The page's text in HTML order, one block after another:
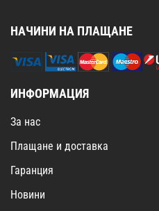
НАЧИНИ НА ПЛАЩАНЕ
ИНФОРМАЦИЯ
За нас
Плащане и доставка
Гаранция
Новини